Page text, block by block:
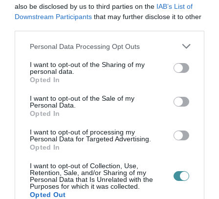
also be disclosed by us to third parties on the IAB’s List of
Downstream Participants that may further disclose it to other
Please note that this website/app uses one or more Google
not limited to your visit or usage behaviour. You may click to
grant or deny consent to Google and its third-party tags to
use your data for below specified purposes in below Google
consent section.
Personal Data Processing Opt Outs
I want to opt-out of the Sharing of my
personal data.
Opted In
I want to opt-out of the Sale of my
Personal Data.
Opted In
I want to opt-out of processing my
Personal Data for Targeted Advertising.
Opted In
I want to opt-out of Collection, Use,
Retention, Sale, and/or Sharing of my
Personal Data that Is Unrelated with the
Purposes for which it was collected.
Opted Out
2026. augusztus 07|Mindenki ügye
MINDHÁROM ÜTEMBEN DOLGOZNAK A 25-
2026. augusztus 07